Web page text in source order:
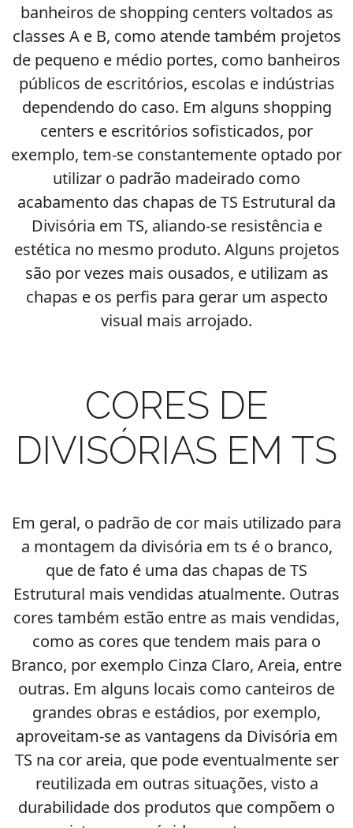
banheiros de shopping centers voltados as
classes A e B, como atende também projetos
de pequeno e médio portes, como banheiros
públicos de escritórios, escolas e indústrias
dependendo do caso. Em alguns shopping
centers e escritórios sofisticados, por
exemplo, tem-se constantemente optado por
utilizar o padrão madeirado como
acabamento das chapas de TS Estrutural da
Divisória em TS, aliando-se resistência e
estética no mesmo produto. Alguns projetos
são por vezes mais ousados, e utilizam as
chapas e os perfis para gerar um aspecto
visual mais arrojado.
CORES DE
DIVISÓRIAS EM TS
Em geral, o padrão de cor mais utilizado para
a montagem da divisória em ts é o branco,
que de fato é uma das chapas de TS
Estrutural mais vendidas atualmente. Outras
cores também estão entre as mais vendidas,
como as cores que tendem mais para o
Branco, por exemplo Cinza Claro, Areia, entre
outras. Em alguns locais como canteiros de
grandes obras e estádios, por exemplo,
aproveitam-se as vantagens da Divisória em
TS na cor areia, que pode eventualmente ser
reutilizada em outras situações, visto a
durabilidade dos produtos que compõem o